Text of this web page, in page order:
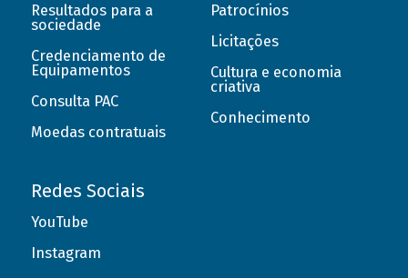
Resultados para a
sociedade
Credenciamento de
Equipamentos
Consulta PAC
Moedas contratuais
Patrocínios
Licitações
Cultura e economia
criativa
Conhecimento
Redes Sociais
YouTube
Instagram